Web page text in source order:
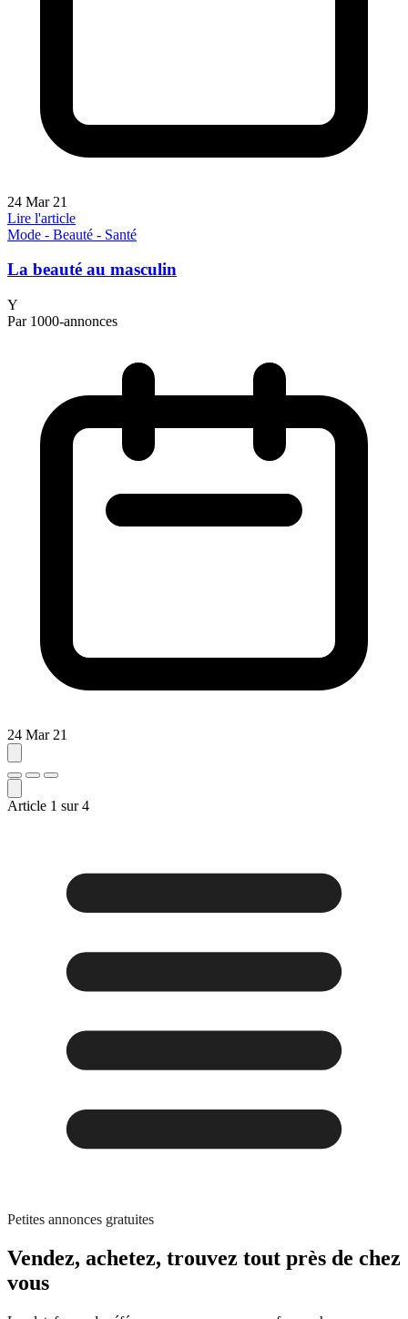
24 Mar 21
Lire l'article
Mode - Beauté - Santé
La beauté au masculin
Y
Par 1000-annonces
24 Mar 21
Article 1 sur4
Petites annonces gratuites
Vendez, achetez, trouvez tout près de chez
vous